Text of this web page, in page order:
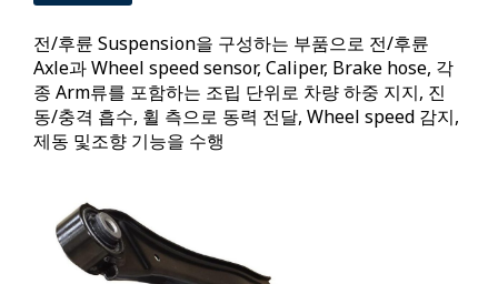
전/후륜 Suspension을 구성하는 부품으로 전/후륜
Axle과 Wheel speed sensor, Caliper, Brake hose, 각
종 Arm류를 포함하는 조립 단위로 차량 하중 지지, 진
동/충격 흡수, 휠 측으로 동력 전달, Wheel speed 감지,
제동 및조향 기능을 수행